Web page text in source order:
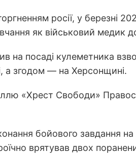
росії, у березні
як військовий медик
на посаді кулеметника
а згодом — на Херсонщині.
«Хрест Свободи»
бойового завдання
врятував двох